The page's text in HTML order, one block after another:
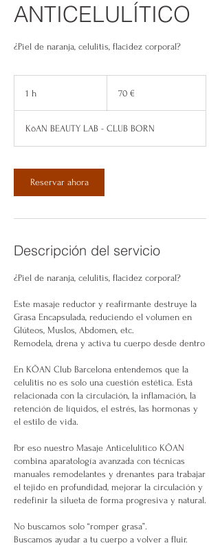
ANTICELULÍTICO
¿Piel de naranja, celulitis, flacidez corporal?
1 h 70 €
KōAN BEAUTY LAB - CLUB BORN
Reservar ahora
Descripción del servicio
¿Piel de naranja, celulitis, flacidez corporal?
Este masaje reductor y reafirmante destruye la
Grasa Encapsulada, reduciendo el volumen en
Glúteos, Muslos, Abdomen, etc.
Remodela, drena y activa tu cuerpo desde dentro
En KŌAN Club Barcelona entendemos que la
celulitis no es solo una cuestión estética. Está
relacionada con la circulación, la inflamación, la
retención de líquidos, el estrés, las hormonas y
el estilo de vida.
Por eso nuestro Masaje Anticelulítico KŌAN
combina aparatología avanzada con técnicas
manuales remodelantes y drenantes para trabajar
el tejido en profundidad, mejorar la circulación y
redefinir la silueta de forma progresiva y natural.
No buscamos solo “romper grasa”.
Buscamos ayudar a tu cuerpo a volver a fluir.